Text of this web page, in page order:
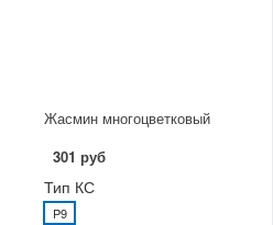
Жасмин многоцветковый
301 руб
Тип КС
P9